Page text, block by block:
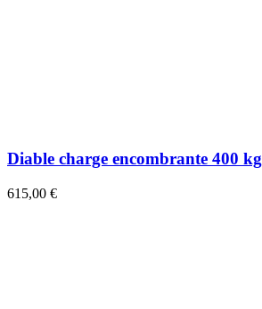
Diable charge encombrante 400 kg
615,00 €